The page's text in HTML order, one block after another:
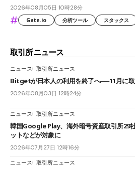
2026年08月05日 10時28分
# Gate.io 分析ツール スタックス
取引所ニュース
ニュース 取引所ニュース
Bitgetが日本人の利用を終了へ──11月に
2026年08月03日 12時24分
ニュース 取引所ニュース
韓国Google Play、海外暗号資産取引所29
ットなどが対象に
2026年07月27日 12時16分
ニュース 取引所ニュース